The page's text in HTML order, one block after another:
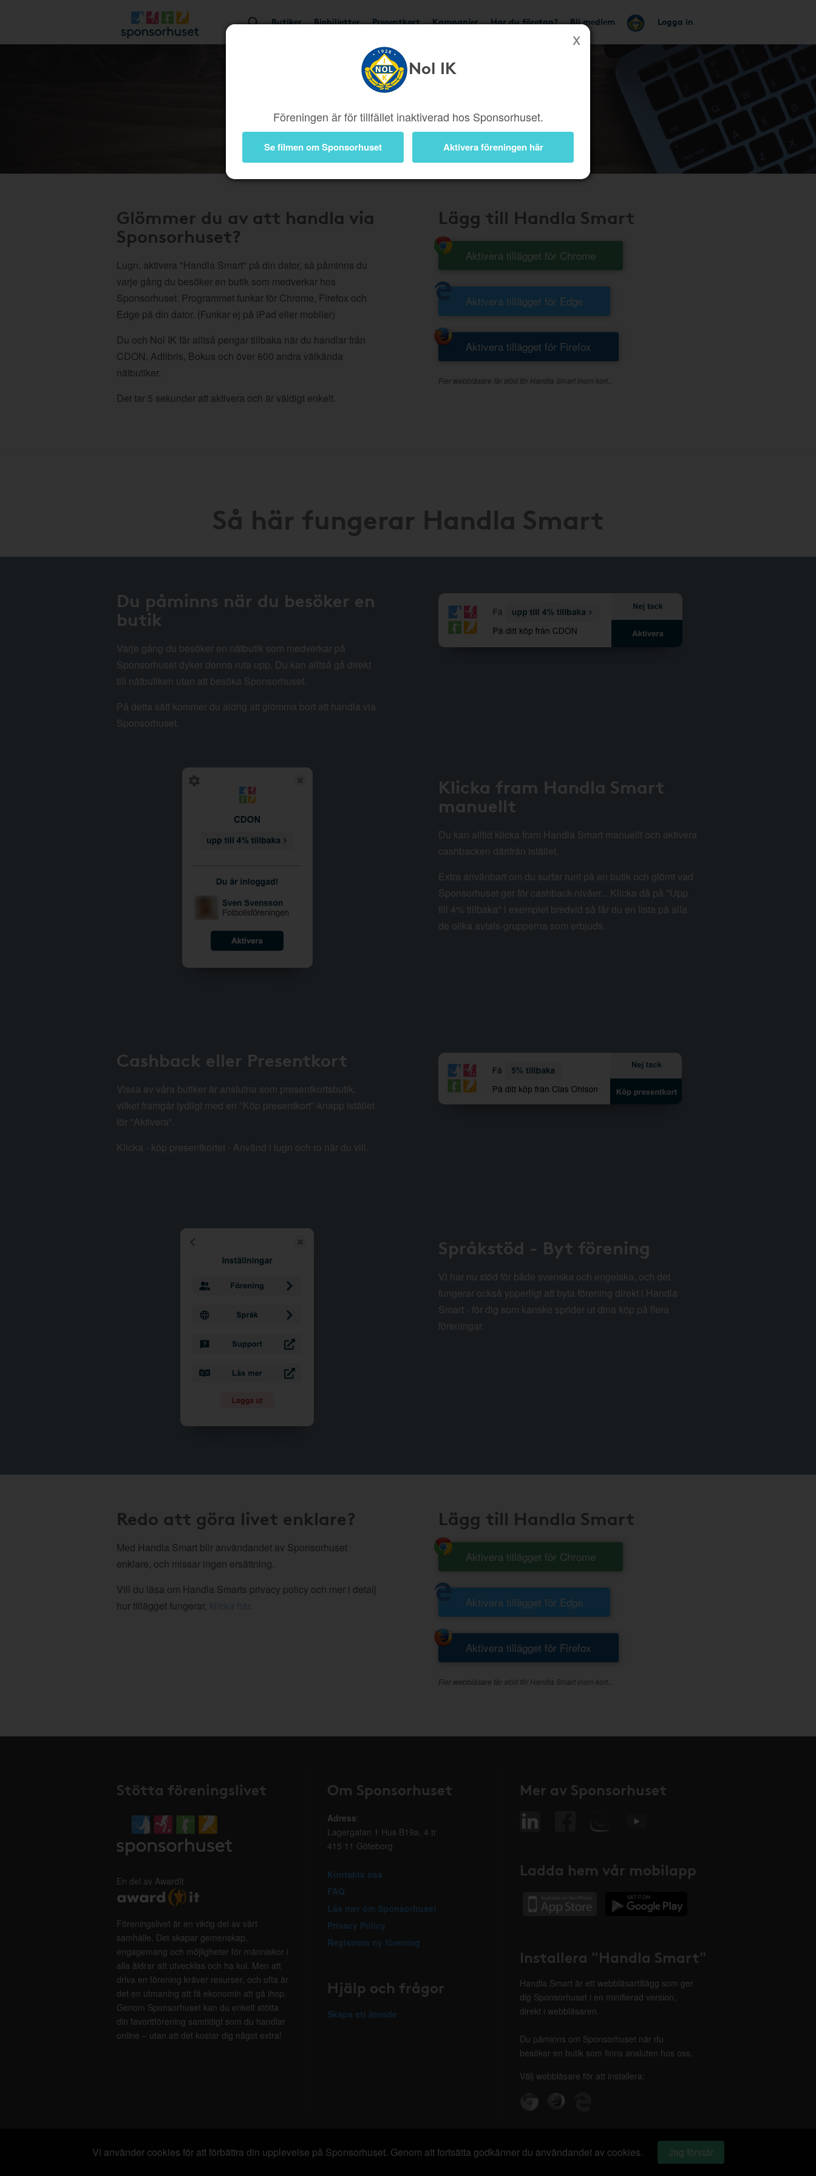
Butiker Biobiljetter Presentkort Kampanjer Har du företag? Bli medlem Logga in
Nol IK
Föreningen är för tillfället inaktiverad hos Sponsorhuset.
Se filmen om Sponsorhuset Aktivera föreningen här
Handla Smart
Glömmer du av att handla via
Sponsorhuset?
Lugn, aktivera "Handla Smart" på din dator, så påminns du
varje gång du besöker en butik som medverkar hos
Sponsorhuset. Programmet funkar för Chrome, Firefox och
Edge på din dator. (Funkar ej på iPad eller mobiler)
Du och Nol IK får alltså pengar tillbaka när du handlar från
CDON, Adlibris, Bokus och över 600 andra välkända
nätbutiker.
Det tar 5 sekunder att aktivera och är väldigt enkelt.
Lägg till Handla Smart
Aktivera tillägget för Chrome
Aktivera tillägget för Edge
Aktivera tillägget för Firefox
Fler webbläsare får stöd för Handla Smart inom kort...
Så här fungerar Handla Smart
Du påminns när du besöker en
butik
Varje gång du besöker en nätbutik som medverkar på
Sponsorhuset dyker denna ruta upp. Du kan alltså gå direkt
till nätbutiken utan att besöka Sponsorhuset.
På detta sätt kommer du aldrig att glömma bort att handla via
Sponsorhuset.
Klicka fram Handla Smart
manuellt
Du kan alltid klicka fram Handla Smart manuellt och aktivera
cashbacken därifrån istället.
Extra använbart om du surfar runt på en butik och glömt vad
Sponsorhuset ger för cashback-nivåer... Klicka då på "Upp
till 4% tillbaka" i exemplet bredvid så får du en lista på alla
de olika avtals-grupperna som erbjuds.
Cashback eller Presentkort
Vissa av våra butiker är anslutna som presentkortsbutik,
vilket framgår tydligt med en "Köp presentkort"-knapp istället
för "Aktivera".
Klicka - köp presentkortet - Använd i lugn och ro när du vill.
Språkstöd - Byt förening
Vi har nu stöd för både svenska och engelska, och det
fungerar också ypperligt att byta förening direkt i Handla
Smart - för dig som kanske sprider ut dina köp på flera
föreningar.
Redo att göra livet enklare?
Med Handla Smart blir användandet av Sponsorhuset
enklare, och missar ingen ersättning.
Vill du läsa om Handla Smarts privacy policy och mer i detalj
hur tillägget fungerar,
.
Lägg till Handla Smart
Aktivera tillägget för Chrome
Aktivera tillägget för Edge
Aktivera tillägget för Firefox
Fler webbläsare får stöd för Handla Smart inom kort...
Stötta föreningslivet
En del av AwardIt
Föreningslivet är en viktig del av vårt
samhälle. Det skapar gemenskap,
engagemang och möjligheter för människor i
alla åldrar att utvecklas och ha kul. Men att
driva en förening kräver resurser, och ofta är
det en utmaning att få ekonomin att gå ihop.
Genom Sponsorhuset kan du enkelt stötta
din favoritförening samtidigt som du handlar
online – utan att det kostar dig något extra!
Om Sponsorhuset
Adress:
Lagergatan 1 Hus B19a, 4 tr
415 11 Göteborg
Kontakta oss
FAQ
Läs mer om Sponsorhuset
Privacy Policy
Registrera ny förening
Hjälp och frågor
Skapa ett ärende
Mer av Sponsorhuset
Ladda hem vår mobilapp
Installera "Handla Smart"
Handla Smart är ett webbläsartillägg som ger
dig Sponsorhuset i en minifierad version,
direkt i webbläsaren.
Du påminns om Sponsorhuset när du
besöker en butik som finns ansluten hos oss.
Välj webbläsare för att installera:
Vi använder cookies för att förbättra din upplevelse på Sponsorhuset. Genom att fortsätta godkänner du användandet av cookies. Jag förstår